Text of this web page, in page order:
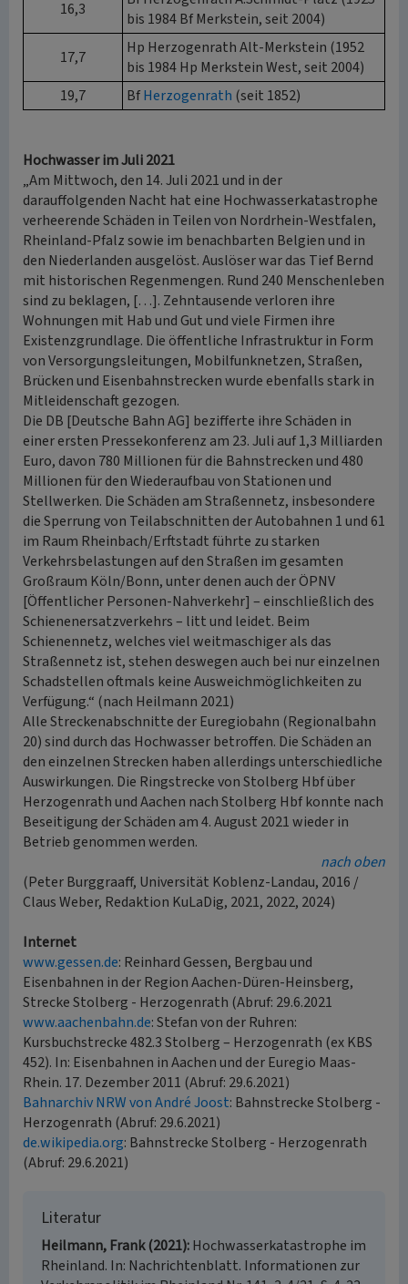
16,3
bis 1984 Bf Merkstein, seit 2004)
17,7
Hp Herzogenrath Alt-Merkstein (1952
bis 1984 Hp Merkstein West, seit 2004)
19,7
BfHerzogenrath (seit 1852)
Hochwasser im Juli 2021
„Am Mittwoch, den 14. Juli 2021 und in der
darauffolgenden Nacht hat eine Hochwasserkatastrophe
verheerende Schäden in Teilen von Nordrhein-Westfalen,
Rheinland-Pfalz sowie im benachbarten Belgien und in
den Niederlanden ausgelöst. Auslöser war das Tief Bernd
mit historischen Regenmengen. Rund 240 Menschenleben
sind zu beklagen, […]. Zehntausende verloren ihre
Wohnungen mit Hab und Gut und viele Firmen ihre
Existenzgrundlage. Die öffentliche Infrastruktur in Form
von Versorgungsleitungen, Mobilfunknetzen, Straßen,
Brücken und Eisenbahnstrecken wurde ebenfalls stark in
Mitleidenschaft gezogen.
Die DB [Deutsche Bahn AG] bezifferte ihre Schäden in
einer ersten Pressekonferenz am 23. Juli auf 1,3 Milliarden
Euro, davon 780 Millionen für die Bahnstrecken und 480
Millionen für den Wiederaufbau von Stationen und
Stellwerken. Die Schäden am Straßennetz, insbesondere
die Sperrung von Teilabschnitten der Autobahnen 1 und 61
im Raum Rheinbach/Erftstadt führte zu starken
Verkehrsbelastungen auf den Straßen im gesamten
Großraum Köln/Bonn, unter denen auch der ÖPNV
[Öffentlicher Personen-Nahverkehr] – einschließlich des
Schienenersatzverkehrs – litt und leidet. Beim
Schienennetz, welches viel weitmaschiger als das
Straßennetz ist, stehen deswegen auch bei nur einzelnen
Schadstellen oftmals keine Ausweichmöglichkeiten zu
Verfügung.“ (nach Heilmann 2021)
Alle Streckenabschnitte der Euregiobahn (Regionalbahn
20) sind durch das Hochwasser betroffen. Die Schäden an
den einzelnen Strecken haben allerdings unterschiedliche
Auswirkungen. Die Ringstrecke von Stolberg Hbf über
Herzogenrath und Aachen nach Stolberg Hbf konnte nach
Beseitigung der Schäden am 4. August 2021 wieder in
Betrieb genommen werden.
nach oben
(Peter Burggraaff, Universität Koblenz-Landau, 2016 /
Claus Weber, Redaktion KuLaDig, 2021, 2022, 2024)
Internet
www.gessen.de: Reinhard Gessen, Bergbau und
Eisenbahnen in der Region Aachen-Düren-Heinsberg,
Strecke Stolberg - Herzogenrath (Abruf: 29.6.2021
www.aachenbahn.de: Stefan von der Ruhren:
Kursbuchstrecke 482.3 Stolberg – Herzogenrath (ex KBS
452). In: Eisenbahnen in Aachen und der Euregio Maas-
Rhein. 17. Dezember 2011 (Abruf: 29.6.2021)
Bahnarchiv NRW von André Joost: Bahnstrecke Stolberg -
Herzogenrath (Abruf: 29.6.2021)
de.wikipedia.org: Bahnstrecke Stolberg - Herzogenrath
(Abruf: 29.6.2021)
Literatur
Heilmann, Frank (2021) Hochwasserkatastrophe im
Rheinland. In: Nachrichtenblatt. Informationen zur